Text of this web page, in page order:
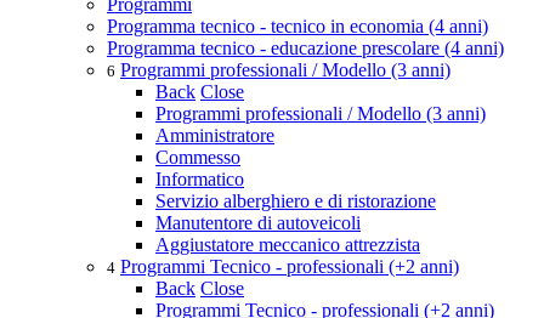
Programmi
Programma tecnico - tecnico in economia (4 anni)
Programma tecnico - educazione prescolare (4 anni)
6 Programmi professionali / Modello (3 anni)
Back Close
Programmi professionali / Modello (3 anni)
Amministratore
Commesso
Informatico
Servizio alberghiero e di ristorazione
Manutentore di autoveicoli
Aggiustatore meccanico attrezzista
4 Programmi Tecnico - professionali (+2 anni)
Back Close
Programmi Tecnico - professionali (+2 anni)